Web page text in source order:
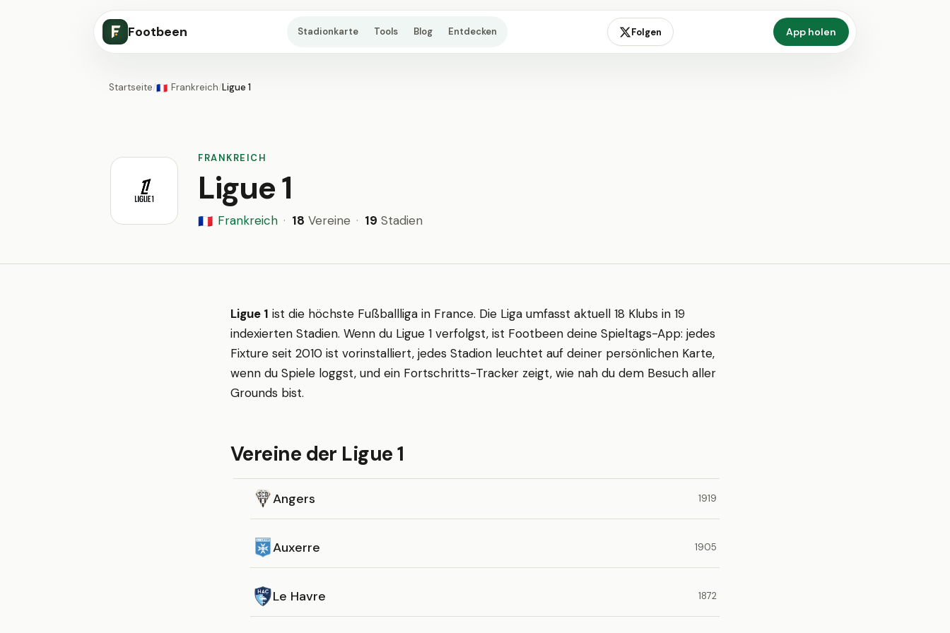
Footbeen Stadionkarte Tools Blog Entdecken Folgen App holen
Startseite/🇫🇷 Frankreich/Ligue 1
FRANKREICH
Ligue 1
🇫🇷 Frankreich · 18 Vereine · 19 Stadien
Ligue 1 ist die höchste Fußballliga in France. Die Liga umfasst aktuell 18 Klubs in 19
indexierten Stadien. Wenn du Ligue 1 verfolgst, ist Footbeen deine Spieltags-App: jedes
Fixture seit 2010 ist vorinstalliert, jedes Stadion leuchtet auf deiner persönlichen Karte,
wenn du Spiele loggst, und ein Fortschritts-Tracker zeigt, wie nah du dem Besuch aller
Grounds bist.
Vereine der Ligue 1
Angers 1919
Auxerre 1905
Le Havre 1872